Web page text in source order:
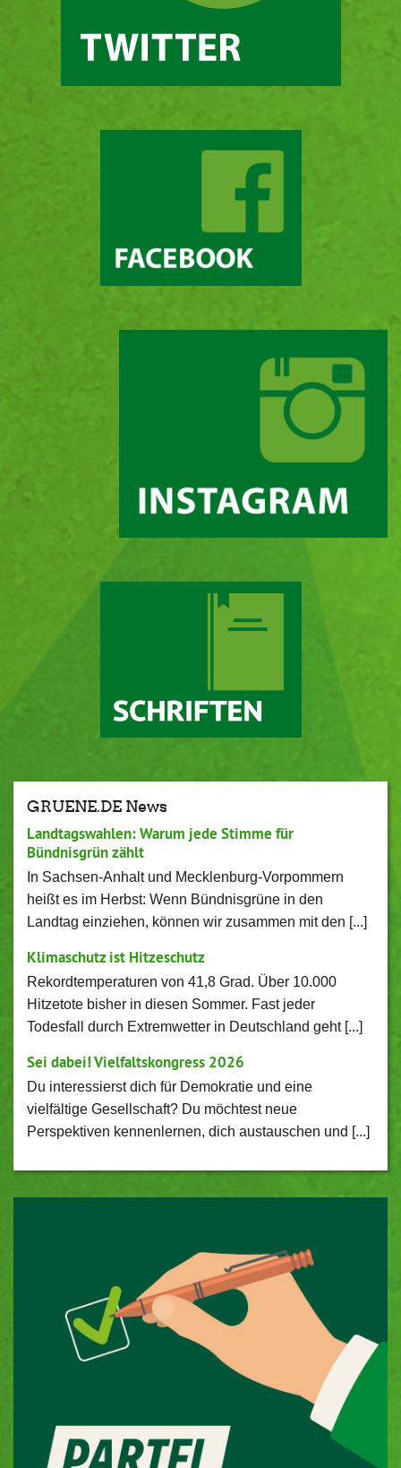
GRUENE.DE News
Landtagswahlen: Warum jede Stimme für
Bündnisgrün zählt
In Sachsen-Anhalt und Mecklenburg-Vorpommern
heißt es im Herbst: Wenn Bündnisgrüne in den
Landtag einziehen, können wir zusammen mit den [...]
Klimaschutz ist Hitzeschutz
Rekordtemperaturen von 41,8 Grad. Über 10.000
Hitzetote bisher in diesen Sommer. Fast jeder
Todesfall durch Extremwetter in Deutschland geht [...]
Sei dabei! Vielfaltskongress 2026
Du interessierst dich für Demokratie und eine
vielfältige Gesellschaft? Du möchtest neue
Perspektiven kennenlernen, dich austauschen und [...]